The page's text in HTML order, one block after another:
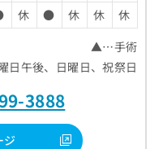
休 ● 休 休
休
▲…手術
日午後、日曜日、祝祭日
3888
ジ